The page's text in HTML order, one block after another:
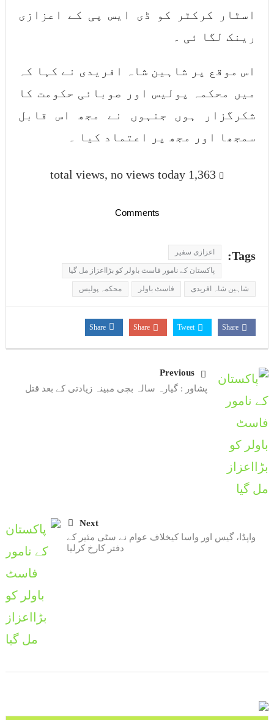
اسٹار کرکٹر کو ڈی ایس پی کے اعزازی
رینک لگا ئی ۔
اس موقع پر شاہین شاہ افریدی نے کہا کہ
میں محکمہ پولیس اور صوبائی حکومت کا
شکرگزار ہوں جنہوں نے مجھ اس قابل
سمجھا اور مجھ پر اعتماد کیا ۔
Comments
Tags: اعزازی سفیر
پاکستان کے نامور فاسٹ باولر کو بڑااعزاز مل گیا
شاہین شاہ افریدی فاسٹ باولر محکمہ پولیس
Share
Tweet
Share
Share
Previous
پشاور : گیارہ سالہ بچی مبینہ زیادتی کے بعد قتل
Next
واپڈا، گیس اور واسا کیخلاف عوام نے سٹی مئیر کے
دفتر کارخ کرلیا